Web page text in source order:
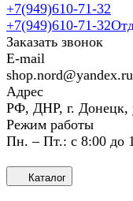
+7(949)610-71-32
+7(949)610-71-32
Заказать звонок
E-mail
shop.nord@yandex.ru
Адрес
РФ, ДНР, г. Донецк,
Режим работы
Пн. – Пт.: с 8:00 до
Каталог